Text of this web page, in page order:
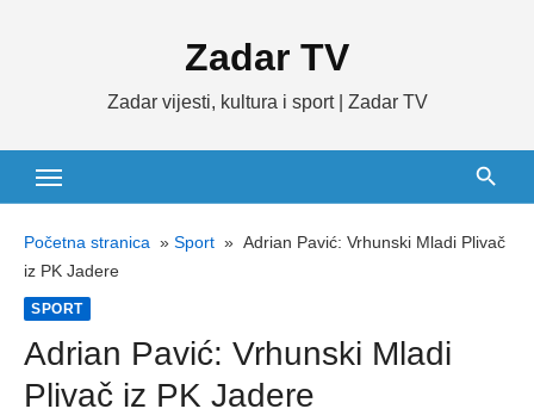
Zadar TV
Zadar vijesti, kultura i sport | Zadar TV
Početna stranica » Sport » Adrian Pavić: Vrhunski Mladi Plivač
iz PK Jadere
SPORT
Adrian Pavić: Vrhunski Mladi
Plivač iz PK Jadere